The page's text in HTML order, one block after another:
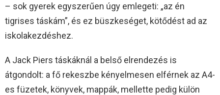
– sok gyerek egyszerűen úgy emlegeti: „az én
tigrises táskám”, és ez büszkeséget, kötődést ad az
iskolakezdéshez.
A Jack Piers táskáknál a belső elrendezés is
átgondolt: a fő rekeszbe kényelmesen elférnek az A4-
es füzetek, könyvek, mappák, mellette pedig külön